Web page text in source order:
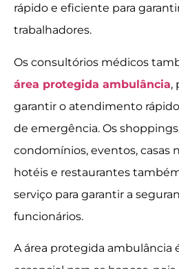
rápido e eficiente para
trabalhadores.
Os consultórios médicos
área protegida ambulância,
garantir o atendimento
de emergência. Os
condomínios, eventos, casas
hotéis e restaurantes
serviço para garantir a
funcionários.
A área protegida ambulância